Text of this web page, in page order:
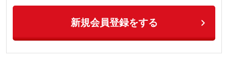
新規会員登録をする